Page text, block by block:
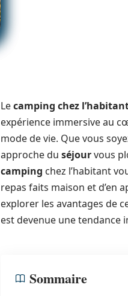
Lecamping chez
expérience immersive au
mode de vie. Que vous
approche du séjourvous
camping chez l’habitant
repas faits maison et d’en
explorer les avantages de
est devenue une tendance
Sommaire